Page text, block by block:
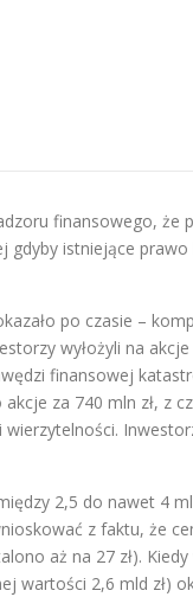
finansowego, że
gdyby istniejące
po czasie –
wyłożyli na akcje
finansowej
za 740 mln zł, z
2,5 do nawet 4
z faktu, że
aż na 27 zł).
wartości 2,6 mld zł)